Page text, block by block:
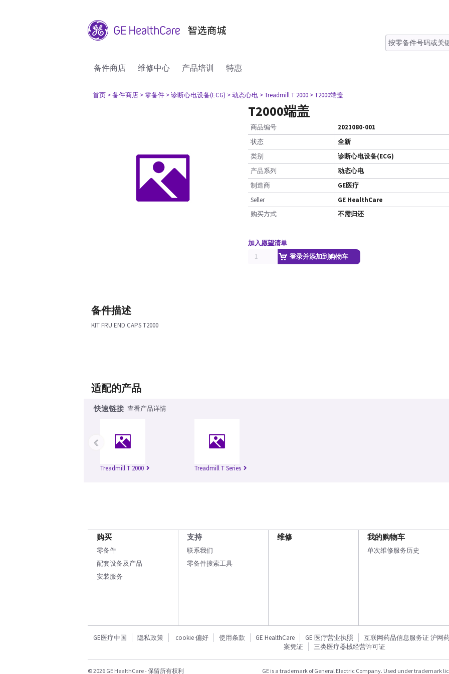
备件商店 维修中心 产品培训 特惠
首页 > 备件商店 > 零备件 > 诊断心电设备(ECG) > 动态心电 > Treadmill T 2000 > T2000端盖
T2000端盖
商品编号
2021080-001
状态
全新
类别
诊断心电设备(ECG)
产品系列
动态心电
制造商
GE医疗
Seller
GE HealthCare
购买方式
不需归还
加入愿望清单
登录并添加到购物车
备件描述
KIT FRU END CAPS T2000
适配的产品
快速链接 查看产品详情
Treadmill T 2000 Treadmill T Series
‹
购买
零备件
配套设备及产品
安装服务
支持
联系我们
零备件搜索工具
维修 我的购物车
单次维修服务历史
GE医疗中国 隐私政策 cookie 偏好 使用条款 GE HealthCare GE 医疗营业执照
互联网药品信息服务证 沪网
案凭证
三类医疗器械经营许可证
© 2026 GE HealthCare - 保留所有权利 GE is a trademark of General Electric Company. Used under trademark